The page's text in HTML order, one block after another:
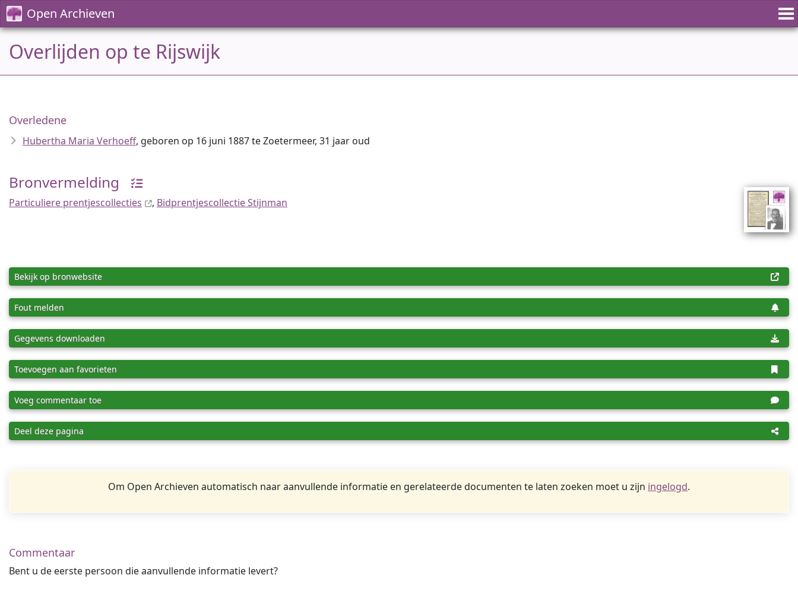
Open Archieven
Overlijden op te Rijswijk
Overledene
Hubertha Maria Verhoeff, geboren op 16 juni 1887 te Zoetermeer, 31 jaar oud
Bronvermelding
Particuliere prentjescollecties , Bidprentjescollectie Stijnman
Bekijk op bronwebsite
Fout melden
Gegevens downloaden
Toevoegen aan favorieten
Voeg commentaar toe
Deel deze pagina
Om Open Archieven automatisch naar aanvullende informatie en gerelateerde documenten te laten zoeken moet u zijn ingelogd.
Commentaar
Bent u de eerste persoon die aanvullende informatie levert?